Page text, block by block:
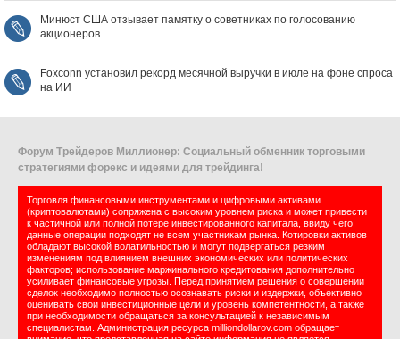
Минюст США отзывает памятку о советниках по голосованию
акционеров
Foxconn установил рекорд месячной выручки в июле на фоне спроса
на ИИ
Форум Трейдеров Миллионер: Социальный обменник торговыми
стратегиями форекс и идеями для трейдинга!
Торговля финансовыми инструментами и цифровыми активами
(криптовалютами) сопряжена с высоким уровнем риска и может привести
к частичной или полной потере инвестированного капитала, ввиду чего
данные операции подходят не всем участникам рынка. Котировки активов
обладают высокой волатильностью и могут подвергаться резким
изменениям под влиянием внешних экономических или политических
факторов; использование маржинального кредитования дополнительно
усиливает финансовые угрозы. Перед принятием решения о совершении
сделок необходимо полностью осознавать риски и издержки, объективно
оценивать свои инвестиционные цели и уровень компетентности, а также
при необходимости обращаться за консультацией к независимым
специалистам. Администрация ресурса milliondollarov.com обращает